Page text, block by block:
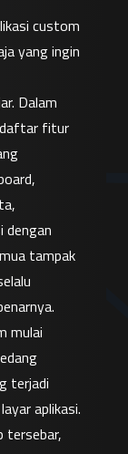
custom
yang ingin
Dalam
daftar fitur
dengan
tampak
mulai
terjadi
aplikasi.
tersebar,